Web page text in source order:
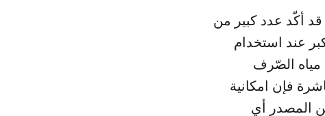
أكّد عدد كبير من
عند استخدام
الصّرف
فإن امكانية
المصدر أي